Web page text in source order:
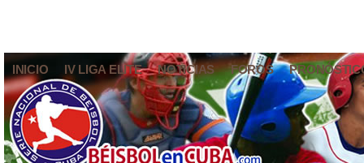
INICIO IV LIGA ELITE NOTICIAS FOROS